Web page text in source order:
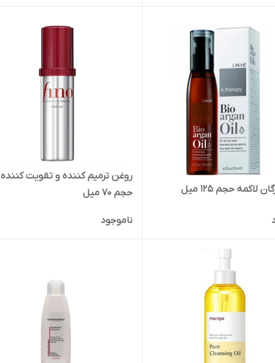
لاکمه حجم 125 میل
روغن‌ ترمیم‌ کننده‌ و‌ تقویت‌ کننده‌
حجم 70 میل
ناموجود